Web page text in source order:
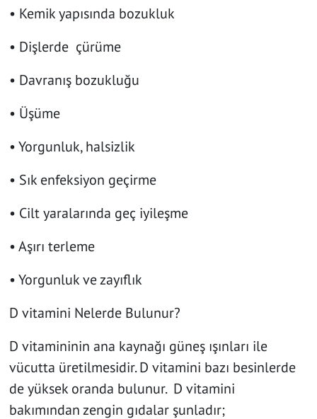
• Kemik yapısında bozukluk
• Dişlerde çürüme
• Davranış bozukluğu
• Üşüme
• Yorgunluk, halsizlik
• Sık enfeksiyon geçirme
• Cilt yaralarında geç iyileşme
• Aşırı terleme
• Yorgunluk ve zayıflık
D vitamini Nelerde Bulunur?
D vitamininin ana kaynağı güneş ışınları ile
vücutta üretilmesidir. D vitamini bazı besinlerde
de yüksek oranda bulunur. D vitamini
bakımından zengin gıdalar şunladır;